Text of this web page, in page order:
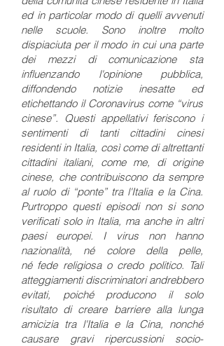
ed in particolar modo di quelli avvenuti
nelle scuole. Sono inoltre molto
dispiaciuta per il modo in cui una parte
dei mezzi di comunicazione sta
influenzando l'opinione pubblica,
diffondendo notizie inesatte ed
etichettando il Coronavirus come “virus
cinese”. Questi appellativi feriscono i
sentimenti di tanti cittadini cinesi
residenti in Italia, così come di altrettanti
cittadini italiani, come me, di origine
cinese, che contribuiscono da sempre
al ruolo di “ponte” tra l'Italia e la Cina.
Purtroppo questi episodi non si sono
verificati solo in Italia, ma anche in altri
paesi europei. I virus non hanno
nazionalità, né colore della pelle,
né fede religiosa o credo politico. Tali
atteggiamenti discriminatori andrebbero
evitati, poiché producono il solo
risultato di creare barriere alla lunga
amicizia tra l'Italia e la Cina, nonché
causare gravi ripercussioni socio-